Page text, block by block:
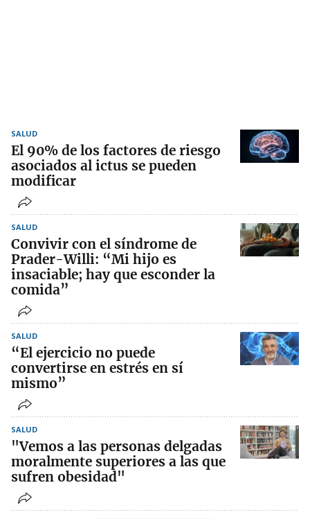
SALUD
El 90% de los factores de riesgo
asociados al ictus se pueden
modificar
SALUD
Convivir con el síndrome de
Prader-Willi: “Mi hijo es
insaciable; hay que esconder la
comida”
SALUD
“El ejercicio no puede
convertirse en estrés en sí
mismo”
SALUD
"Vemos a las personas delgadas
moralmente superiores a las que
sufren obesidad"